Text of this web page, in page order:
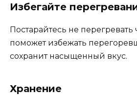
Избегайте
Постарайтесь не перегревать
поможет избежать
сохранит насыщенный вкус.
Хранение